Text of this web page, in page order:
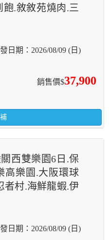
飽.敘敘苑燒肉.三
2026/08/09 (日)
銷售價$37,900
西雙樂園6日.保
高樂園.大阪環球
者村.海鮮龍蝦.伊
2026/08/09 (日)